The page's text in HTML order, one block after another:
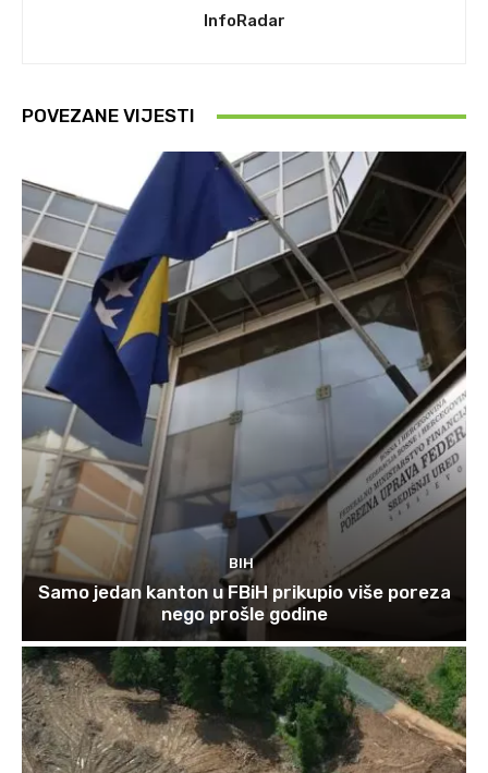
InfoRadar
POVEZANE VIJESTI
BIH
Samo jedan kanton u FBiH prikupio više poreza
nego prošle godine